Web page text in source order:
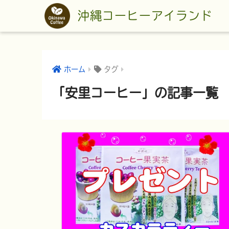
沖縄コーヒーアイランド
ホーム タグ
「安里コーヒー」の記事一覧